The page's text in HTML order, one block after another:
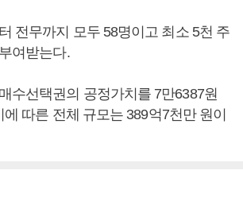
전무까지 모두 58명이고 최소 5천 주
여받는다.
수선택권의 공정가치를 7만6387원
따른 전체 규모는 389억7천만 원이